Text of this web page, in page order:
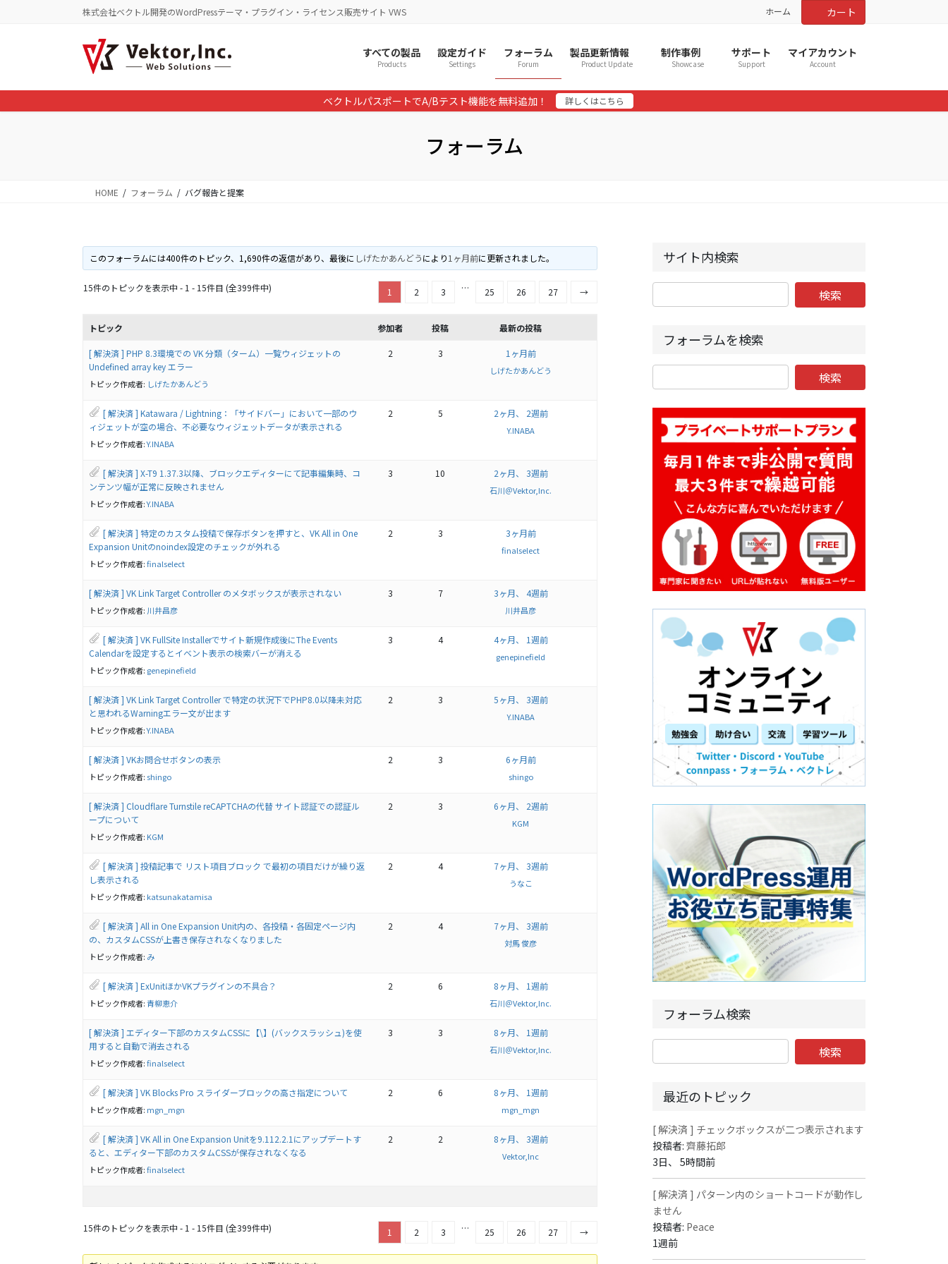
に
移
ョ
ン
株式会社ベクトル開発のWordPressテーマ・プラグイン・ライセンス販売サイト VWS ホーム カート
すべての製品
Products
設定ガイド
Settings
フォーラム
Forum
製品更新情報
Product Update
制作事例
Showcase
サポート
Support
マイアカウント
Account
ベクトルパスポートでA/Bテスト機能を無料追加！ 詳しくはこちら
フォーラム
HOME フォーラム バグ報告と提案
このフォーラムには400件のトピック、1,690件の返信があり、最後に しげたかあんどうにより1ヶ月前に更新されました。
15件のトピックを表示中 - 1 - 15件目 (全399件中) 1 2 3 … 25 26 27 →
トピック 参加者 投稿 最新の投稿
[ 解決済 ] PHP 8.3環境での VK 分類（ターム）一覧ウィジェットの
Undefined array key エラー
トピック作成者: しげたかあんどう
2 3 1ヶ月前
しげたかあんどう
[ 解決済 ] Katawara / Lightning：「サイドバー」において一部のウ
ィジェットが空の場合、不必要なウィジェットデータが表示される
トピック作成者:Y.INABA
2 5 2ヶ月、 2週前
Y.INABA
[ 解決済 ] X-T9 1.37.3以降、ブロックエディターにて記事編集時、コ
ンテンツ幅が正常に反映されません
トピック作成者:Y.INABA
3 10 2ヶ月、 3週前
石川＠Vektor,Inc.
[ 解決済 ] 特定のカスタム投稿で保存ボタンを押すと、VK All in One
Expansion Unitのnoindex設定のチェックが外れる
トピック作成者:finalselect
2 3 3ヶ月前
finalselect
[ 解決済 ] VK Link Target Controller のメタボックスが表示されない
トピック作成者: 川井昌彦
3 7 3ヶ月、 4週前
川井昌彦
[ 解決済 ] VK FullSite Installerでサイト新規作成後にThe Events
Calendarを設定するとイベント表示の検索バーが消える
トピック作成者: genepinefield
3 4 4ヶ月、 1週前
genepinefield
[ 解決済 ] VK Link Target Controller で特定の状況下でPHP8.0以降未対応
と思われるWarningエラー文が出ます
トピック作成者:Y.INABA
2 3 5ヶ月、 3週前
Y.INABA
[ 解決済 ] VKお問合せボタンの表示
トピック作成者: shingo
2 3 6ヶ月前
shingo
[ 解決済 ] Cloudflare Turnstile reCAPTCHAの代替 サイト認証での認証ル
ープについて
トピック作成者: KGM
2 3 6ヶ月、 2週前
KGM
[ 解決済 ] 投稿記事で リスト項目ブロック で最初の項目だけが繰り返
し表示される
トピック作成者: katsunakatamisa
2 4 7ヶ月、 3週前
うなこ
[ 解決済 ] All in One Expansion Unit内の、各投稿・各固定ページ内
の、カスタムCSSが上書き保存されなくなりました
トピック作成者: み
2 4 7ヶ月、 3週前
対馬 俊彦
[ 解決済 ] ExUnitほかVKプラグインの不具合？
トピック作成者:青柳恵介
2 6 8ヶ月、 1週前
石川＠Vektor,Inc.
[ 解決済 ] エディター下部のカスタムCSSに【\】(バックスラッシュ)を使
用すると自動で消去される
トピック作成者:finalselect
3 3 8ヶ月、 1週前
石川＠Vektor,Inc.
[ 解決済 ] VK Blocks Pro スライダーブロックの高さ指定について
トピック作成者: mgn_mgn
2 6 8ヶ月、 1週前
mgn_mgn
[ 解決済 ] VK All in One Expansion Unitを9.112.2.1にアップデートす
ると、エディター下部のカスタムCSSが保存されなくなる
トピック作成者:finalselect
2 2 8ヶ月、 3週前
Vektor,Inc
15件のトピックを表示中 - 1 - 15件目 (全399件中) 1 2 3 … 25 26 27 →
サイト内検索
フォーラムを検索
フォーラム検索
最近のトピック
[ 解決済 ] チェックボックスが二つ表示されます
投稿者:齊藤拓郎
3日、 5時間前
[ 解決済 ] パターン内のショートコードが動作し
ません
投稿者: Peace
1週前